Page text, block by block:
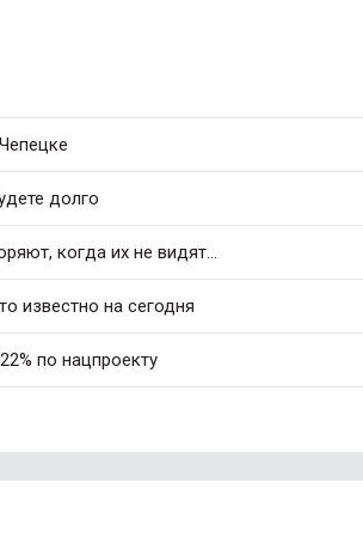
долго
когда их не видят...
известно на сегодня
по нацпроекту